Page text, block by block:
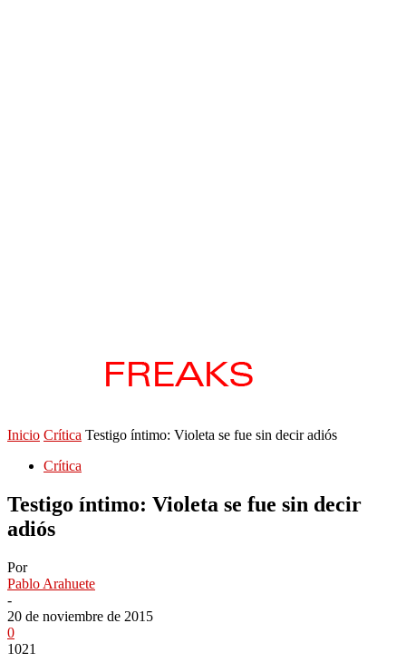
Inicio Crítica Testigo íntimo: Violeta se fue sin decir adiós
Crítica
Testigo íntimo: Violeta se fue sin decir
adiós
Por
Pablo Arahuete
-
20 de noviembre de 2015
0
1021